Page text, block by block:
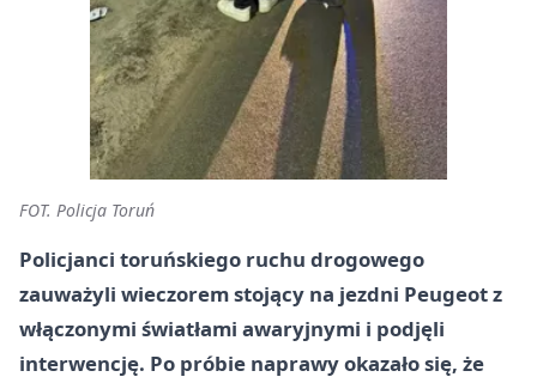
FOT. Policja Toruń
Policjanci toruńskiego ruchu drogowego
zauważyli wieczorem stojący na jezdni Peugeot z
włączonymi światłami awaryjnymi i podjęli
interwencję. Po próbie naprawy okazało się, że